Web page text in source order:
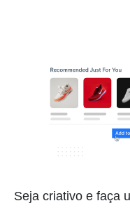
Seja criativo e faça